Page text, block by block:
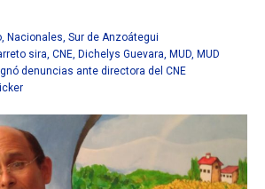
, Nacionales, Sur de Anzoátegui
sira, CNE, Dichelys Guevara, MUD, MUD
denuncias ante directora del CNE